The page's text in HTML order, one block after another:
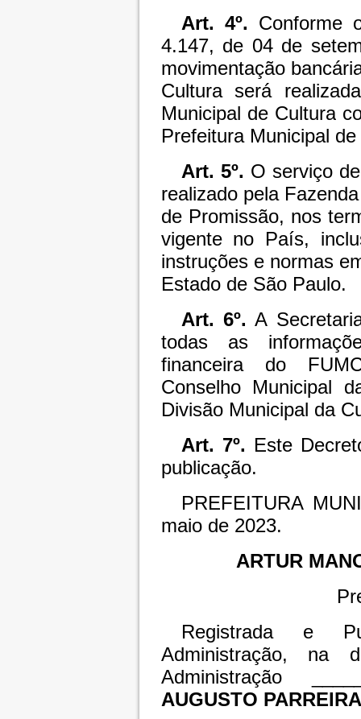
Art. 4º. Conforme
4.147, de 04 de
movimentação
Cultura será
Municipal de Cultura
Prefeitura Municipal
Art. 5º. O serviço
realizado pela
de Promissão, nos
vigente no País,
instruções e normas
Estado de São Paulo.
Art. 6º. A
todas as
financeira do
Conselho Municipal
Divisão Municipal da
Art. 7º. Este
publicação.
PREFEITURA
maio de 2023.
ARTUR
Registrada e
Administração, na
Administração
AUGUSTO